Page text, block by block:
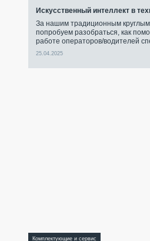
Искусственный интеллект в
За нашим традиционным круглым
попробуем разобраться, как
работе операторов/водителей
25.04.2025
Комплектующие и сервис